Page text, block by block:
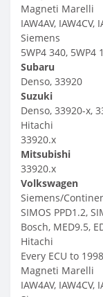
Magneti Marelli
IAW4AV, IAW4CV,
Siemens
5WP4 340, 5WP4
Subaru
Denso, 33920
Suzuki
Denso, 33920-x,
Hitachi
33920.x
Mitsubishi
33920.x
Volkswagen
Siemens/
SIMOS PPD1.2,
Bosch, MED9.5,
Hitachi
Every ECU to
Magneti Marelli
IAW4AV, IAW4CV,